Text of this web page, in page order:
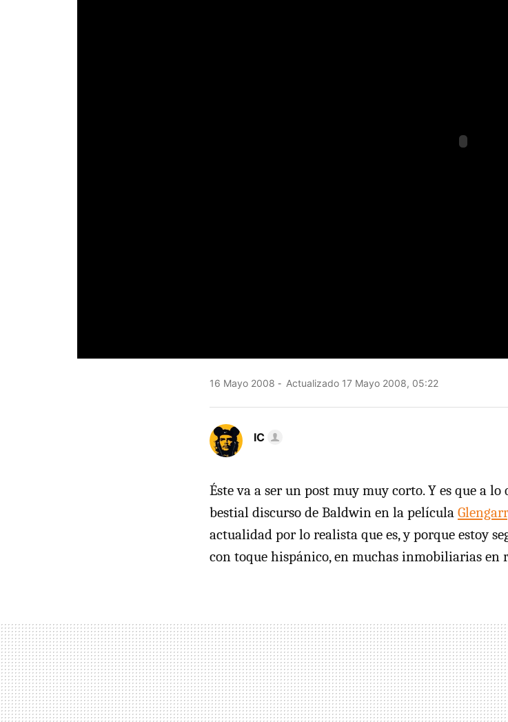
16 Mayo 2008 Actualizado 17 Mayo 2008, 05:22
IC
Éste va a ser un post muy muy corto. Y es que a
bestial discurso de Baldwin en la película
actualidad por lo realista que es, y porque estoy
con toque hispánico, en muchas inmobiliarias en